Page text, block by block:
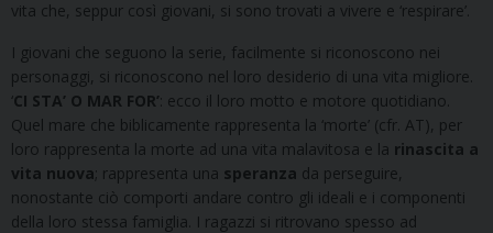
vita che, seppur così giovani, si sono trovati a vivere e ‘respirare’.
I giovani che seguono la serie, facilmente si riconoscono nei
personaggi, si riconoscono nel loro desiderio di una vita migliore.
‘CI STA’ O MAR FOR’: ecco il loro motto e motore quotidiano.
Quel mare che biblicamente rappresenta la ‘morte’ (cfr. AT), per
loro rappresenta la morte ad una vita malavitosa e la rinascita a
vita nuova; rappresenta una speranza da perseguire,
nonostante ciò comporti andare contro gli ideali e i componenti
della loro stessa famiglia. I ragazzi si ritrovano spesso ad